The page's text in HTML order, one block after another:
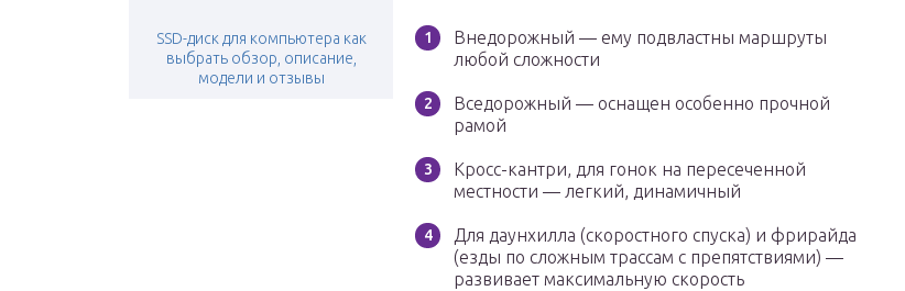
SSD-диск для компьютера как
выбрать обзор, описание,
модели и отзывы
Внедорожный — ему подвластны маршруты
любой сложности
Вседорожный — оснащен особенно прочной
рамой
Кросс-кантри, для гонок на пересеченной
местности — легкий, динамичный
Для даунхилла (скоростного спуска) и фрирайда
(езды по сложным трассам с препятствиями) —
развивает максимальную скорость